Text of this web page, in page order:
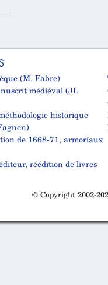
(M. Fabre)
médiéval (JL
historique
de 1668-71, armoriaux
réédition de livres
© Copyright 2002-